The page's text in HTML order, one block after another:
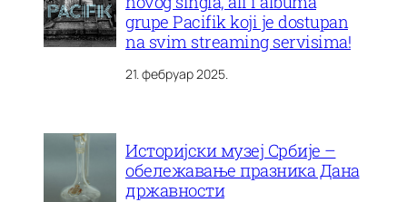
grupe Pacifik koji je dostupan
na svim streaming servisima!
21. фебруар 2025.
Историјски музеј Србије –
обележавање празника Дана
државности